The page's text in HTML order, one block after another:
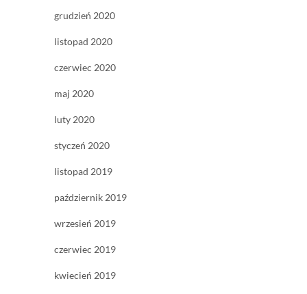
grudzień 2020
listopad 2020
czerwiec 2020
maj 2020
luty 2020
styczeń 2020
listopad 2019
październik 2019
wrzesień 2019
czerwiec 2019
kwiecień 2019